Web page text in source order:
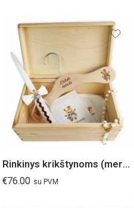
Rinkinys krikštynoms (mergaitei)
€76.00 su PVM